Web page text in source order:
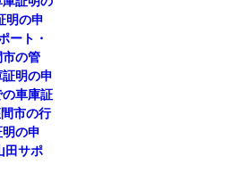
明の申
ート・
の管
明の申
車庫証
市の行
の申
田サポ